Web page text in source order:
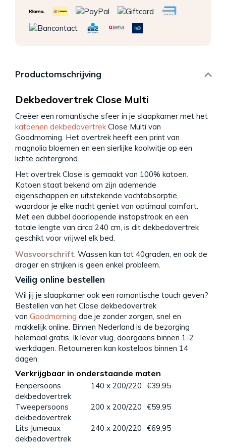
Productomschrijving
Dekbedovertrek Close Multi
Creëer een romantische sfeer in je slaapkamer met het
katoenen dekbedovertrek Close Multi van
Goodmorning. Het overtrek heeft een print van
magnolia bloemen en een sierlijke koolwitje op een
lichte achtergrond.
Het overtrek Close is gemaakt van 100% katoen.
Katoen staat bekend om zijn ademende
eigenschappen en uitstekende vochtabsorptie,
waardoor je elke nacht geniet van optimaal comfort.
Met een dubbel doorlopende instopstrook en een
totale lengte van circa 240 cm, is dit dekbedovertrek
geschikt voor vrijwel elk bed.
Wasvoorschrift: Wassen kan tot 40graden, en ook de
droger en strijken is geen enkel probleem.
Veilig online bestellen
Wil jij je slaapkamer ook een romantische touch geven?
Bestellen van het Close dekbedovertrek
van Goodmorning doe je zonder zorgen, snel en
makkelijk online. Binnen Nederland is de bezorging
helemaal gratis. Ik lever vlug, doorgaans binnen 1-2
werkdagen. Retourneren kan kosteloos binnen 14
dagen.
Verkrijgbaar in onderstaande maten
Eenpersoons
dekbedovertrek
140 x 200/220 €39,95
Tweepersoons
dekbedovertrek
200 x 200/220 €59,95
Lits Jumeaux
dekbedovertrek
240 x 200/220 €69,95